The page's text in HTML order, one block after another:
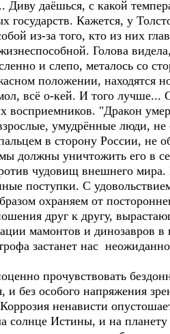
даёшься, с какой
Кажется, у
из-за того, кто из них
Голова
и слепо, металось со
положении, находятся
всё о-кей. И того
восприемников. "Дракон
умудрённые люди,
в сторону России, не
должны уничтожить его в
чудовищ внешнего
поступки. С
охраняем от
друг к другу,
мамонтов и динозавров
застанет нас
прочувствовать
без особого напряжения
ненависти
солнце Истины, и на